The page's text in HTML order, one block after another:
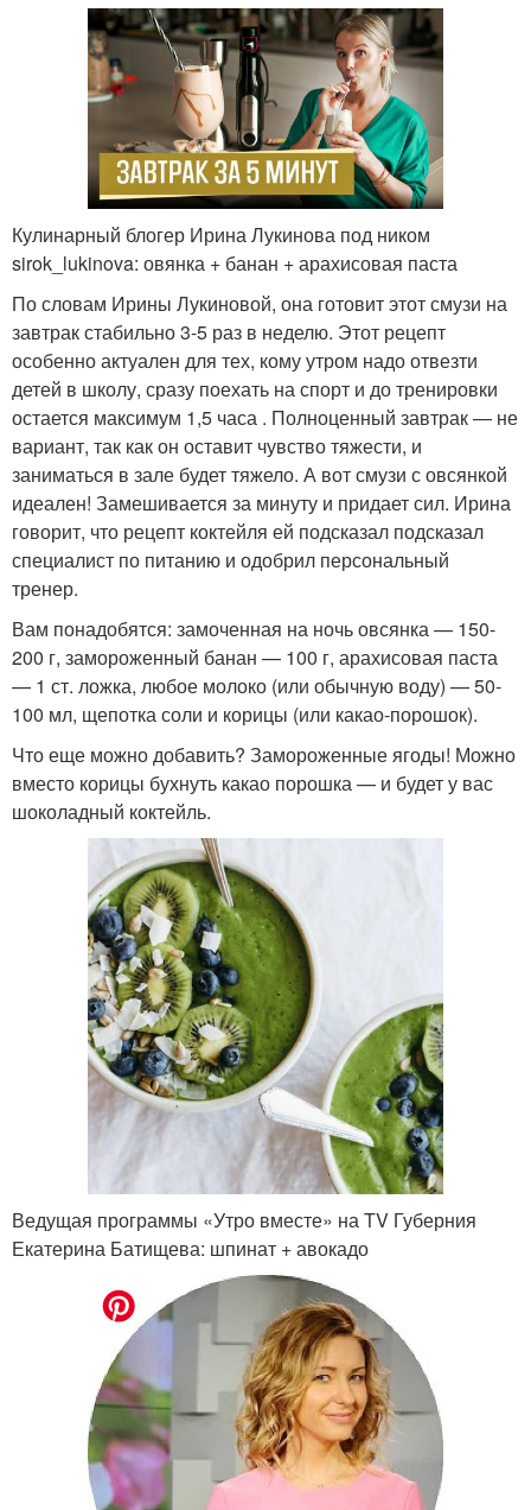
Кулинарный блогер Ирина Лукинова под ником
sirok_lukinova: овянка + банан + арахисовая паста
По словам Ирины Лукиновой, она готовит этот смузи на
завтрак стабильно 3-5 раз в неделю. Этот рецепт
особенно актуален для тех, кому утром надо отвезти
детей в школу, сразу поехать на спорт и до тренировки
остается максимум 1,5 часа . Полноценный завтрак — не
вариант, так как он оставит чувство тяжести, и
заниматься в зале будет тяжело. А вот смузи с овсянкой
идеален! Замешивается за минуту и придает сил. Ирина
говорит, что рецепт коктейля ей подсказал подсказал
специалист по питанию и одобрил персональный
тренер.
Вам понадобятся: замоченная на ночь овсянка — 150-
200 г, замороженный банан — 100 г, арахисовая паста
— 1 ст. ложка, любое молоко (или обычную воду) — 50-
100 мл, щепотка соли и корицы (или какао-порошок).
Что еще можно добавить? Замороженные ягоды! Можно
вместо корицы бухнуть какао порошка — и будет у вас
шоколадный коктейль.
Ведущая программы «Утро вместе» на TV Губерния
Екатерина Батищева: шпинат + авокадо